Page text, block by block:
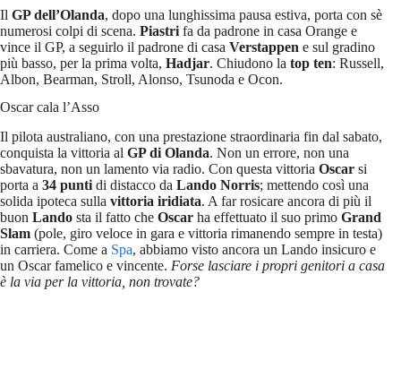
Il GP dell’Olanda, dopo una lunghissima pausa estiva, porta con sè
numerosi colpi di scena. Piastri fa da padrone in casa Orange e
vince il GP, a seguirlo il padrone di casa Verstappen e sul gradino
più basso, per la prima volta, Hadjar. Chiudono la top ten: Russell,
Albon, Bearman, Stroll, Alonso, Tsunoda e Ocon.
Oscar cala l’Asso
Il pilota australiano, con una prestazione straordinaria fin dal sabato,
conquista la vittoria al GP di Olanda. Non un errore, non una
sbavatura, non un lamento via radio. Con questa vittoria Oscar si
porta a 34 punti di distacco da Lando Norris; mettendo così una
solida ipoteca sulla vittoria iridiata. A far rosicare ancora di più il
buon Lando sta il fatto che Oscar ha effettuato il suo primo Grand
Slam (pole, giro veloce in gara e vittoria rimanendo sempre in testa)
in carriera. Come a Spa, abbiamo visto ancora un Lando insicuro e
un Oscar famelico e vincente. Forse lasciare i propri genitori a casa
è la via per la vittoria, non trovate?